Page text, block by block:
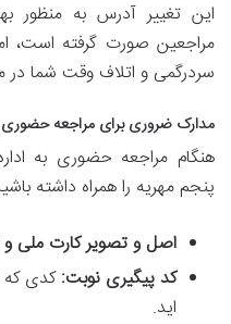
این تغییر آدرس به منظور
مراجعین صورت گرفته است،
سردرگمی و اتلاف وقت شما
مدارک ضروری برای مراجعه حضوری
هنگام مراجعه حضوری به
پنجم مهریه را همراه داشته
اصل و تصویر کارت ملی و
کد پیگیری نوبت:کدی که
اید.